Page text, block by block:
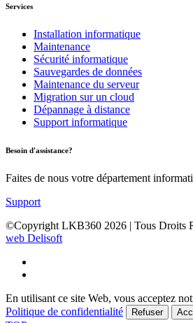
Services
Installation informatique
Maintenance
Sécurité informatique
Sauvegardes de données
Maintenance du serveur
Migration sur un cloud
Dépannage à distance
Support informatique
Besoin d'assistance?
Faites de nous votre département
Support
©Copyright LKB360 2026 | Tous Droits
web Delisoft
En utilisant ce site Web, vous acceptez
Politique de confidentialité
Refuser